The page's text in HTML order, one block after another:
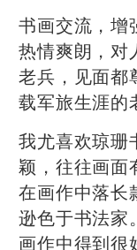
书画交流，增
热情爽朗，对
老兵，见面都
载军旅生涯的
我尤喜欢琼珊
颖，往往画面
在画作中落长
逊色于书法家
画作中得到很